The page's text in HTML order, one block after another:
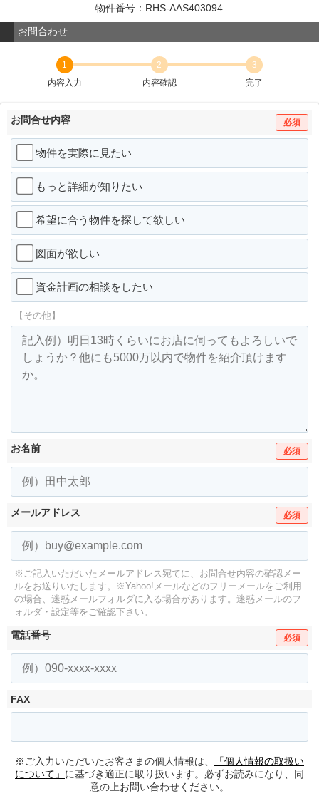
物件番号：RHS-AAS403094
お問合わせ
1
内容入力
2
内容確認
3
完了
お問合せ内容 必須
物件を実際に見たい
もっと詳細が知りたい
希望に合う物件を探して欲しい
図面が欲しい
資金計画の相談をしたい
【その他】
お名前 必須
メールアドレス 必須
※ご記入いただいたメールアドレス宛てに、お問合せ内容の確認メー
ルをお送りいたします。
※Yahoo!メールなどのフリーメールをご利用
の場合、迷惑メールフォルダに入る場合があります。 迷惑メールのフ
ォルダ・設定等をご確認下さい。
電話番号 必須
FAX
※ご入力いただいたお客さまの個人情報は、
「個人情報の取扱い
について」 に基づき適正に取り扱います。必ずお読みになり、同
意の上お問い合わせください。